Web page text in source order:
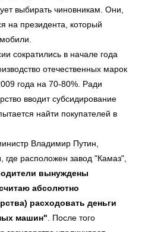
выбирать чиновникам. Они,
на президента, который
сократились в начале года
отечественных марок
года на 70-80%. Ради
вводит субсидирование
найти покупателей в
Владимир Путин,
расположен завод "Камаз",
вынуждены
абсолютно
расходовать деньги
машин" . После того